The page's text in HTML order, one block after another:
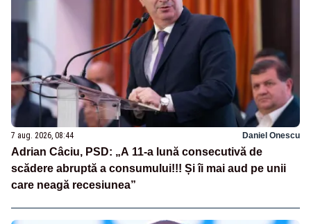
7 aug. 2026, 08:44 Daniel Onescu
Adrian Câciu, PSD: „A 11-a lună consecutivă de
scădere abruptă a consumului!!! Și îi mai aud pe unii
care neagă recesiunea”